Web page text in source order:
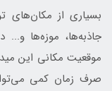
بسیاری از مکان‌های
جاذبه‌ها، موزه‌ها و...
موقعیت مکانی این
صرف زمان کمی